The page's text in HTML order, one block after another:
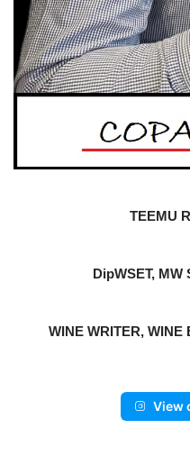
TEEMU
DipWSET, MW
WINE WRITER, WINE
View